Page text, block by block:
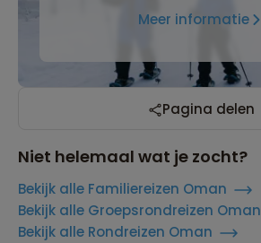
Meer informatie
Pagina delen
Niet helemaal wat je zocht?
Bekijk alle Familiereizen Oman
Bekijk alle Groepsrondreizen Oman
Bekijk alle Rondreizen Oman